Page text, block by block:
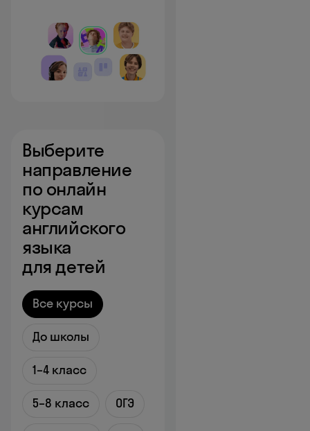
Выберите
направление
по онлайн
курсам
английского
языка
для детей
Все курсы
До школы
1–4 класс
5–8 класс ОГЭ